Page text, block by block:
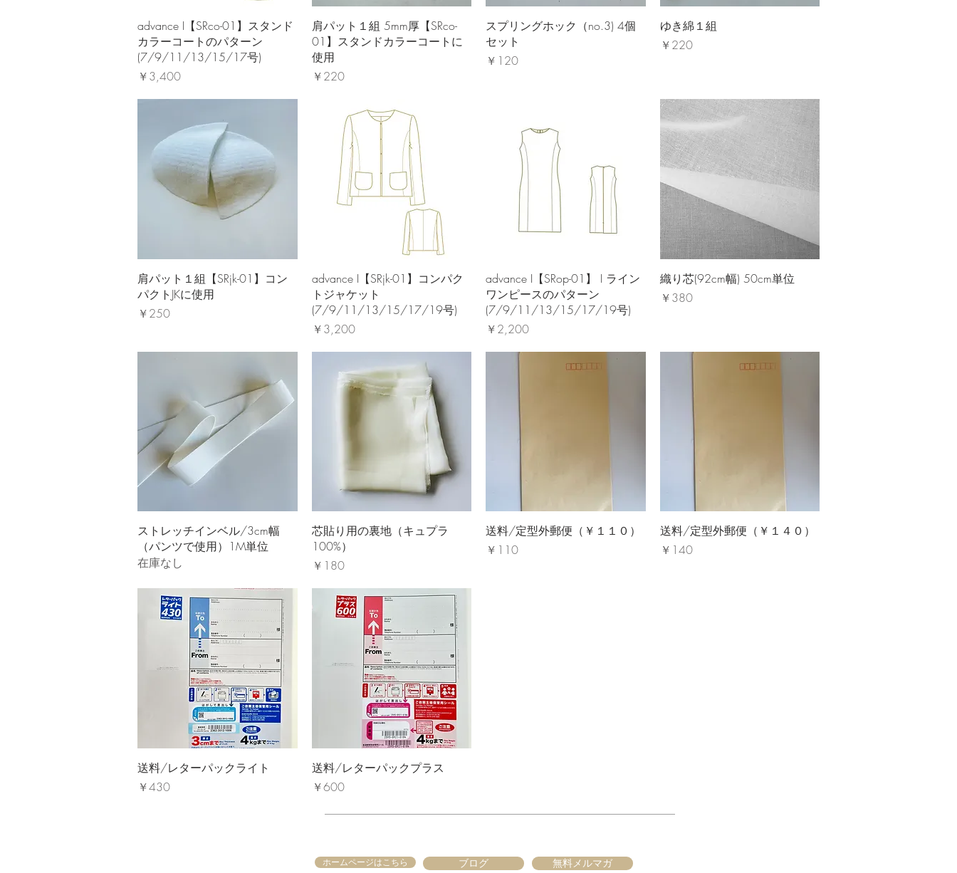
クイックビュー
advance I【SRco-01】スタンド
カラーコートのパターン
(7/9/11/13/15/17号)
価格
￥3,400
クイックビュー
肩パット１組 5mm厚【SRco-
01】スタンドカラーコートに
使用
価格
￥220
クイックビュー
スプリングホック（no.3) 4個
セット
価格
￥120
クイックビュー
ゆき綿１組
価格
￥220
クイックビュー
肩パット１組【SRjk-01】コン
パクトJKに使用
価格
￥250
クイックビュー
advance I【SRjk-01】コンパク
トジャケット
(7/9/11/13/15/17/19号)
価格
￥3,200
クイックビュー
advance I【SRop-01】 I ライン
ワンピースのパターン
(7/9/11/13/15/17/19号)
価格
￥2,200
クイックビュー
織り芯(92cm幅) 50cm単位
価格
￥380
クイックビュー
ストレッチインベル/3cm幅
（パンツで使用）1M単位
在庫なし
クイックビュー
芯貼り用の裏地（キュプラ
100%）
価格
￥180
クイックビュー
送料/定型外郵便（￥１１０）
価格
￥110
クイックビュー
送料/定型外郵便（￥１４０）
価格
￥140
クイックビュー
送料/レターパックライト
価格
￥430
クイックビュー
送料/レターパックプラス
価格
￥600
ホームページはこちら ブログ 無料メルマガ